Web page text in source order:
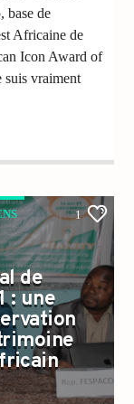
base de
Africaine de
Icon Award of
suis vraiment
1
de
: une